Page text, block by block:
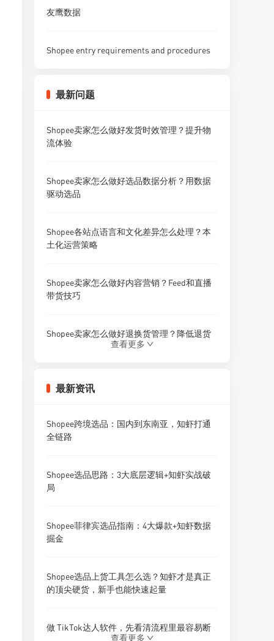
友鹰数据
Shopee entry requirements and procedures
最新问题
Shopee卖家怎么做好发货时效管理？提升物
流体验
Shopee卖家怎么做好选品数据分析？用数据
驱动选品
Shopee各站点语言和文化差异怎么处理？本
土化运营策略
Shopee卖家怎么做好内容营销？Feed和直播
带货技巧
Shopee卖家怎么做好退换货管理？降低退货
Shopee卖家怎么做好Listing优化？标题、主
图、详情页全攻略
Shopee卖家怎么做好多店铺广告投放？广告
Shopee卖家怎么做好采购预算管理？资金规
Shopee卖家怎么做好供应商开发？1688找供
Shopee卖家怎么做好新品研发和产品迭代？
查看更多
最新资讯
Shopee跨境选品：国内到东南亚，知虾打通
全链路
Shopee选品思路：3大底层逻辑+知虾实战破
局
Shopee菲律宾选品指南：4大爆款+知虾数据
掘金
Shopee选品上货工具怎么选？知虾才是真正
的顶尖硬货，新手也能快速起量
做 TikTok达人软件，先看清流程里最容易断
查看更多